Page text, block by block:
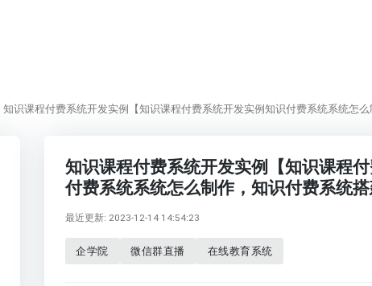
知识课程付费系统开发实例【知识课程付费系统开发实例知识付费系统系统怎么
知识课程付费系统开发实例【知识课程
付费系统系统怎么制作，知识付费系统搭
最近更新: 2023-12-14 14:54:23
企学院 微信群直播 在线教育系统